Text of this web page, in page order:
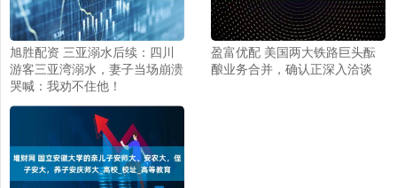
旭胜配资 三亚溺水后续：四川
游客三亚湾溺水，妻子当场崩溃
哭喊：我劝不住他！
盈富优配 美国两大铁路巨头酝
酿业务合并，确认正深入洽谈